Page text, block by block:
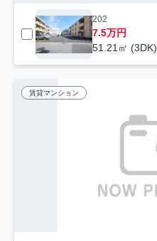
202
7.5万円
51.21㎡ (3DK)
賃貸マンション